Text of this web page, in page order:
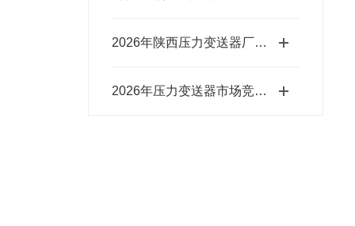
2026年陕西压力变送器厂商口碑盘点 各家真实名声实力全解析
2026年压力变送器市场竞争激烈，哪家销售厂家才是行业值得选择